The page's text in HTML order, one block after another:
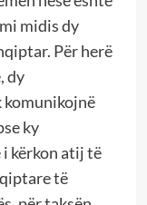
midis dy
Për herë
dy
komunikojnë
ky
kërkon atij të
të